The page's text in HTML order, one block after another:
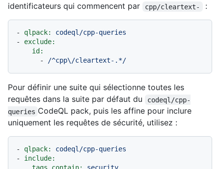
identificateurs qui commencent par
cpp/cleartext- :
- qlpack:
codeql/cpp-queries
-
exclude:
id:
-
/^cpp\/cleartext-.*/
Pour définir une suite qui sélectionne toutes les
requêtes dans la suite par défaut du
codeql/cpp-
queries CodeQL pack, puis les affine pour inclure
uniquement les requêtes de sécurité, utilisez :
- qlpack:
codeql/cpp-queries
-
include: